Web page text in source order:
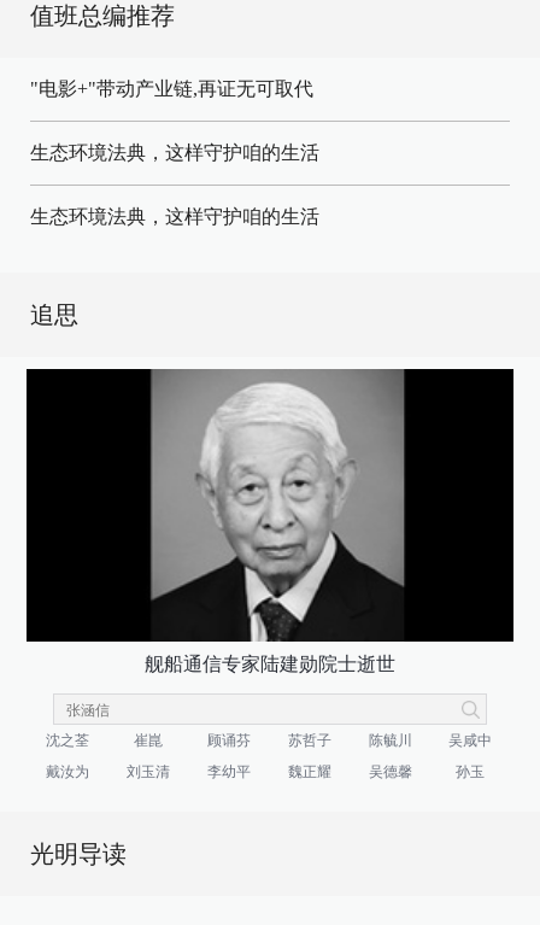
值班总编推荐
"电影+"带动产业链,再证无可取代
生态环境法典，这样守护咱的生活
生态环境法典，这样守护咱的生活
追思
舰船通信专家陆建勋院士逝世
沈之荃 崔崑 顾诵芬 苏哲子 陈毓川
吴咸中
戴汝为
刘玉清 李幼平 魏正耀 吴德馨 孙玉
光明导读